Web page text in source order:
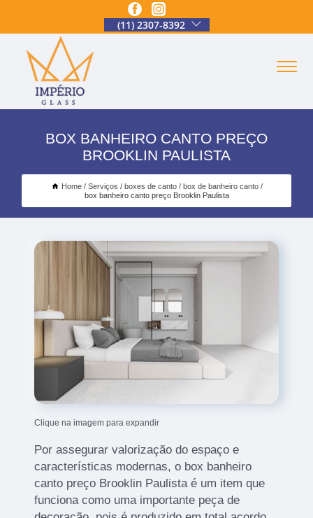
(11) 2307-8392
BOX BANHEIRO CANTO PREÇO
BROOKLIN PAULISTA
Home Serviços boxes de canto
box de banheiro canto
box banheiro canto preço Brooklin Paulista
Clique na imagem para expandir
Por assegurar valorização do espaço e
características modernas, o box banheiro
canto preço Brooklin Paulista é um item que
funciona como uma importante peça de